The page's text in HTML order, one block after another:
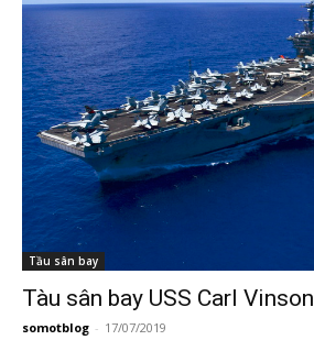
Tầu sân bay
Tàu sân bay USS Carl Vinson
somotblog - 17/07/2019